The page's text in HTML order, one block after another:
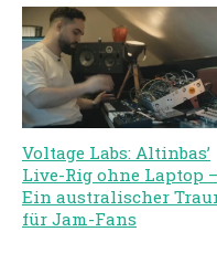
Voltage Labs: Altinbas’
Live-Rig ohne Laptop –
Ein australischer
für Jam-Fans